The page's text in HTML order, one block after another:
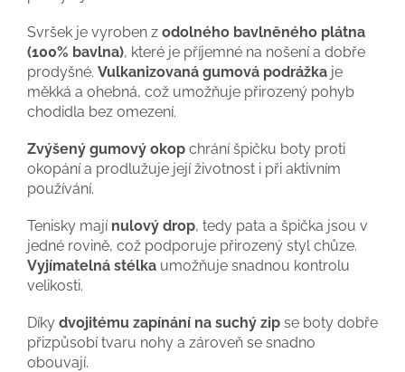
Svršek je vyroben z odolného bavlněného plátna
(100% bavlna), které je příjemné na nošení a dobře
prodyšné. Vulkanizovaná gumová podrážka je
měkká a ohebná, což umožňuje přirozený pohyb
chodidla bez omezení.
Zvýšený gumový okop chrání špičku boty proti
okopání a prodlužuje její životnost i při aktivním
používání.
Tenisky mají nulový drop, tedy pata a špička jsou v
jedné rovině, což podporuje přirozený styl chůze.
Vyjímatelná stélka umožňuje snadnou kontrolu
velikosti.
Díky dvojitému zapínání na suchý zip se boty dobře
přizpůsobí tvaru nohy a zároveň se snadno
obouvají.